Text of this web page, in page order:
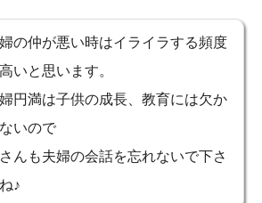
の仲が悪い時はイライラする頻度
いと思います。
円満は子供の成長、教育には欠か
いので
んも夫婦の会話を忘れないで下さ
♪